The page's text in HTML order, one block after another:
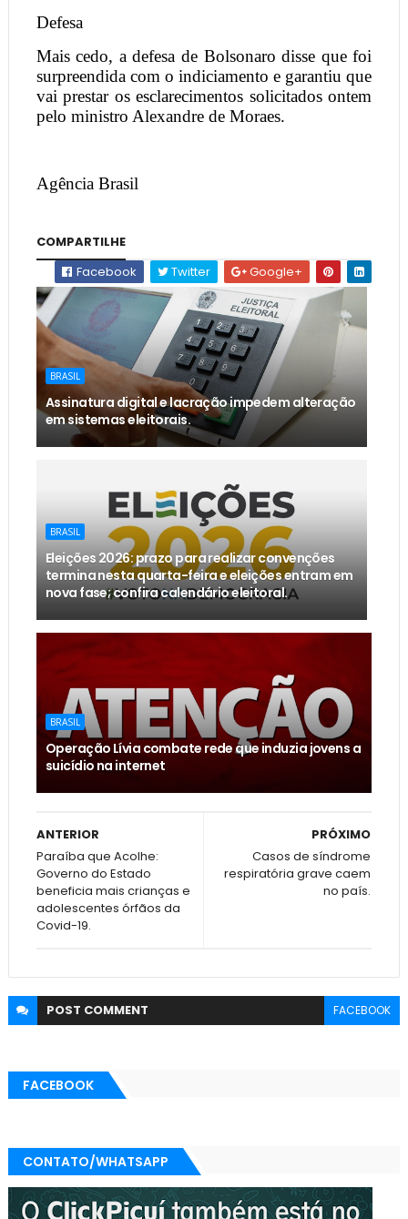
Defesa
Mais cedo, a defesa de Bolsonaro disse que foi
surpreendida com o indiciamento e garantiu que
vai prestar os esclarecimentos solicitados ontem
pelo ministro Alexandre de Moraes.
Agência Brasil
COMPARTILHE
Facebook
Twitter Google+
BRASIL
Assinatura digital e lacração impedem alteração
em sistemas eleitorais.
BRASIL
Eleições 2026: prazo para realizar convenções
termina nesta quarta-feira e eleições entram em
nova fase; confira calendário eleitoral.
BRASIL
Operação Lívia combate rede que induzia jovens a
suicídio na internet
PRÓXIMO
Casos de síndrome
respiratória grave caem
no país.
ANTERIOR
Paraíba que Acolhe:
Governo do Estado
beneficia mais crianças e
adolescentes órfãos da
Covid-19.
POST COMMENT FACEBOOK
FACEBOOK
CONTATO/WHATSAPP